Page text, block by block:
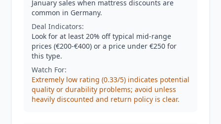
January sales when mattress discounts are
common in Germany.
Deal Indicators:
Look for at least 20% off typical mid-range
prices (€200-€400) or a price under €250 for
this type.
Watch For:
Extremely low rating (0.33/5) indicates potential
quality or durability problems; avoid unless
heavily discounted and return policy is clear.